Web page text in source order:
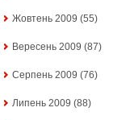
Жовтень 2009 (55)
Вересень 2009 (87)
Серпень 2009 (76)
Липень 2009 (88)